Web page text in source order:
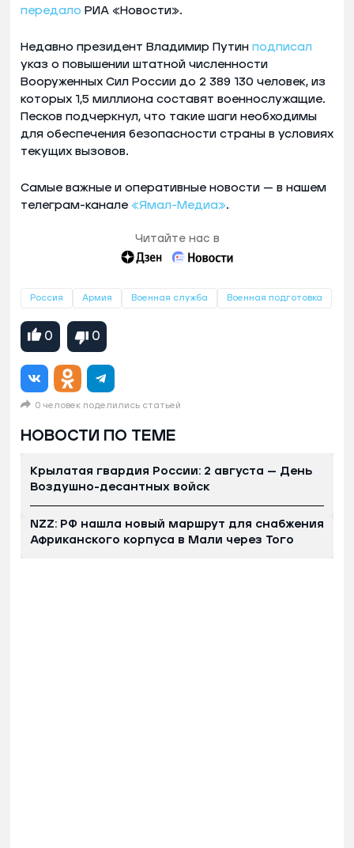
передало РИА «Новости».
Недавно президент Владимир Путин подписал
указ о повышении штатной численности
Вооруженных Сил России до 2 389 130 человек, из
которых 1,5 миллиона составят военнослужащие.
Песков подчеркнул, что такие шаги необходимы
для обеспечения безопасности страны в условиях
текущих вызовов.
Самые важные и оперативные новости — в нашем
телеграм-канале «Ямал-Медиа».
Читайте нас в
Россия Армия Военная служба Военная подготовка
0 0
0 человек поделились статьей
НОВОСТИ ПО ТЕМЕ
Крылатая гвардия России: 2 августа — День
Воздушно-десантных войск
NZZ: РФ нашла новый маршрут для снабжения
Африканского корпуса в Мали через Того